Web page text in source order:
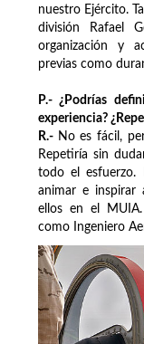
nuestro Ejército.
división Rafael
organización y
previas como
P.- ¿Podrías
experiencia?
R.- No es fácil,
Repetiría sin
todo el esfuerzo.
animar e inspirar
ellos en el
como Ingeniero